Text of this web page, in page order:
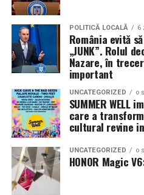
Locația:
450 RON /
(show live și meniu
Pentru rezervări și informații:
165
Romanita Events continuă
importantă a momentelor
combinând experiența
a transforma fiecare
deosebită pentru participanți.
alinierea rotilor, raportul
inaltimea masinii si coerenta
element trebuie sa se
crea o imagine unitara.
Anvelopele influenteaza
latimea si aspectul flancului
in care masina sta pe roti. O
accentua liniile caroseriei si
echilibrat, in timp ce o
proportiile, chiar daca restul
Anvelopele ca element vizual
POLITICĂ LOCALĂ 6
România evită
„JUNK”. Rolul
Nazare, în
important
UNCATEGORIZED o
SUMMER WELL
care a
cultural revine
UNCATEGORIZED o
HONOR Magic